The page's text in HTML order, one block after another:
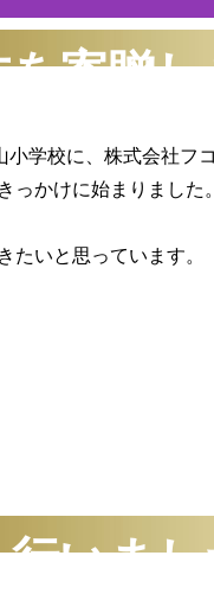
寄贈
学校に、株式会社フ
っかけに始まりまし
いと思っています。
いま